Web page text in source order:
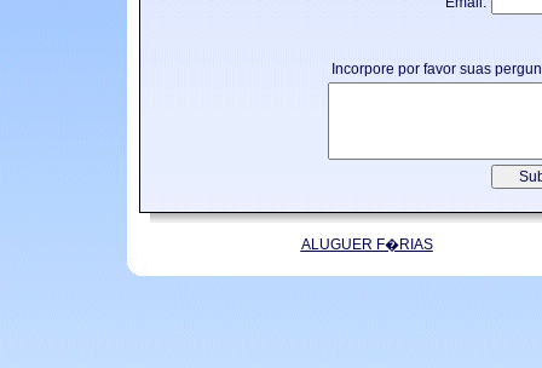
Incorpore por favor suas
ALUGUER F�RIAS